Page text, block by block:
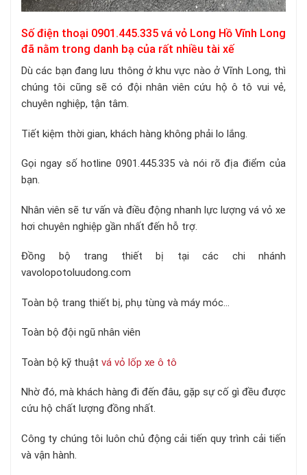
Số điện thoại 0901.445.335 vá vỏ Long Hồ Vĩnh Long
đã nằm trong danh bạ của rất nhiều tài xế
Dù các bạn đang lưu thông ở khu vực nào ở Vĩnh Long, thì
chúng tôi cũng sẽ có đội nhân viên cứu hộ ô tô vui vẻ,
chuyên nghiệp, tận tâm.
Tiết kiệm thời gian, khách hàng không phải lo lắng.
Gọi ngay số hotline 0901.445.335 và nói rõ địa điểm của
bạn.
Nhân viên sẽ tư vấn và điều động nhanh lực lượng vá vỏ xe
hơi chuyên nghiệp gần nhất đến hỗ trợ.
Đồng bộ trang thiết bị tại các chi nhánh
vavolopotoluudong.com
Toàn bộ trang thiết bị, phụ tùng và máy móc…
Toàn bộ đội ngũ nhân viên
Toàn bộ kỹ thuật vá vỏ lốp xe ô tô
Nhờ đó, mà khách hàng đi đến đâu, gặp sự cố gì đều được
cứu hộ chất lượng đồng nhất.
Công ty chúng tôi luôn chủ động cải tiến quy trình cải tiến
và vận hành.